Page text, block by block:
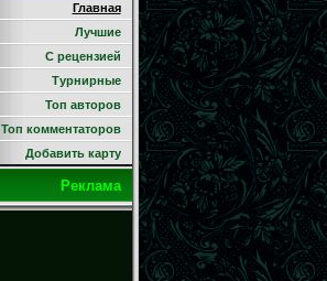
Главная
Лучшие
С рецензией
Турнирные
Топ авторов
Топ комментаторов
Добавить карту
Реклама